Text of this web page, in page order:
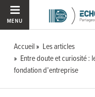
MENU
Accueil
Les articles
Entre doute et curiosité :
fondation d’entreprise